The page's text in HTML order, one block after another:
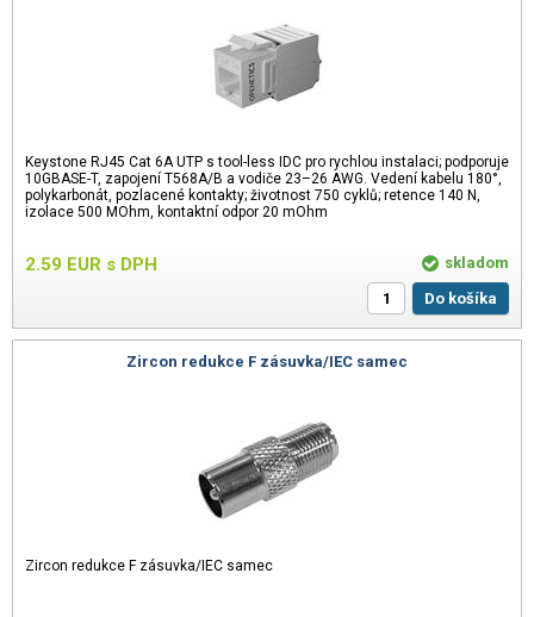
Keystone RJ45 Cat 6A UTP s tool-less IDC pro rychlou instalaci; podporuje
10GBASE-T, zapojení T568A/B a vodiče 23–26 AWG. Vedení kabelu 180°,
polykarbonát, pozlacené kontakty; životnost 750 cyklů; retence 140 N,
izolace 500 MOhm, kontaktní odpor 20 mOhm
2.59 EUR s DPH
skladom
Do košíka
Zircon redukce F zásuvka/IEC samec
Zircon redukce F zásuvka/IEC samec